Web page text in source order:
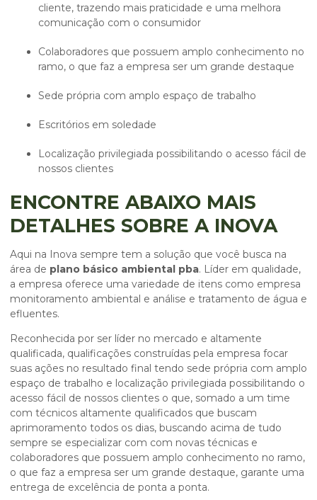
cliente, trazendo mais praticidade e uma melhora
comunicação com o consumidor
colaboradores que possuem amplo conhecimento no
ramo, o que faz a empresa ser um grande destaque
sede própria com amplo espaço de trabalho
escritórios em soledade
localização privilegiada possibilitando o acesso fácil de
nossos clientes
ENCONTRE ABAIXO MAIS
DETALHES SOBRE A INOVA
Aqui na Inova sempre tem a solução que você busca na
área de plano básico ambiental pba. Líder em qualidade,
a empresa oferece uma variedade de itens como empresa
monitoramento ambiental e análise e tratamento de água e
efluentes.
Reconhecida por ser líder no mercado e altamente
qualificada, qualificações construídas pela empresa focar
suas ações no resultado final tendo sede própria com amplo
espaço de trabalho e localização privilegiada possibilitando o
acesso fácil de nossos clientes o que, somado a um time
com técnicos altamente qualificados que buscam
aprimoramento todos os dias, buscando acima de tudo
sempre se especializar com com novas técnicas e
colaboradores que possuem amplo conhecimento no ramo,
o que faz a empresa ser um grande destaque, garante uma
entrega de excelência de ponta a ponta.